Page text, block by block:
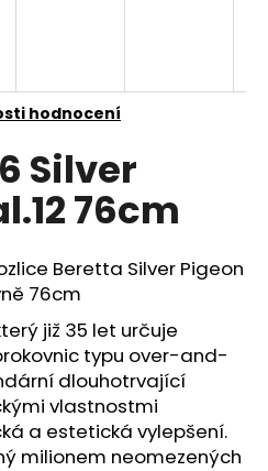
hodnocení
Silver
76cm
Beretta Silver Pigeon
76cm
již 35 let určuje
typu over-and-
dlouhotrvající
vlastnostmi
a estetická vylepšení.
milionem neomezených